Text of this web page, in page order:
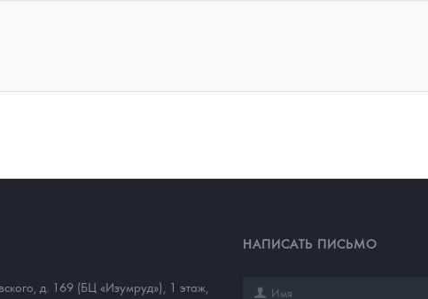
д. 169 (БЦ «Изумруд»), 1 этаж,
НАПИСАТЬ ПИСЬМО